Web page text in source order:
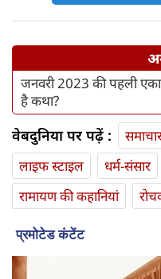
जनवरी 2023 की पहली
है कथा?
वेबदुनिया पर पढ़ें :
लाइफ स्‍टाइल
धर्म-संसार
रामायण की कहानियां